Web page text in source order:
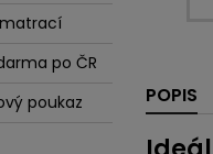
po ČR
poukaz
POPIS